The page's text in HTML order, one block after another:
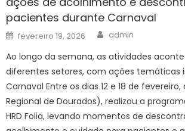
pacientes durante Carnaval
Posted
on
fevereiro 19, 2026 Author
admin
Ao longo da semana, as atividades
diferentes setores, com ações temáticas
Carnaval Entre os dias 12 e 18 de fevereiro,
Regional de Dourados), realizou a
HRD Folia, levando momentos de